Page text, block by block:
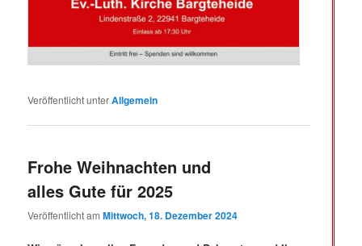
Veröffentlicht unterAllgemein
Frohe Weihnachten und
alles Gute für 2025
Veröffentlicht amMittwoch, 18. Dezember 2024